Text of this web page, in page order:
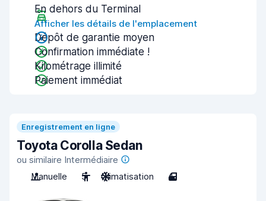
En dehors du Terminal
Afficher les détails de l'emplacement
Dépôt de garantie moyen
Confirmation immédiate !
Kilométrage illimité
Paiement immédiat
Enregistrement en ligne
Toyota Corolla Sedan
ou similaire Intermédiaire
Manuelle
5 Climatisation 4